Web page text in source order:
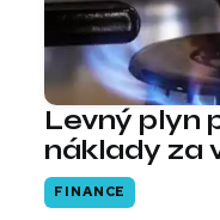
Levný plyn
náklady za
FINANCE